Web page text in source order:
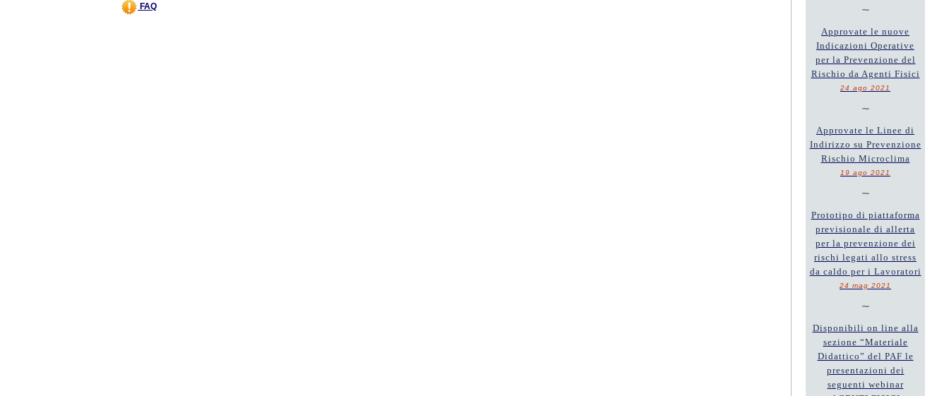
FAQ ~
Approvate le nuove
Indicazioni Operative
per la Prevenzione del
Rischio da Agenti Fisici
24 ago 2021
~
Approvate le Linee di
Indirizzo su Prevenzione
Rischio Microclima
19 ago 2021
~
Prototipo di piattaforma
previsionale di allerta
per la prevenzione dei
rischi legati allo stress
da caldo per i Lavoratori
24 mag 2021
~
Disponibili on line alla
sezione “Materiale
Didattico” del PAF le
presentazioni dei
seguenti webinar